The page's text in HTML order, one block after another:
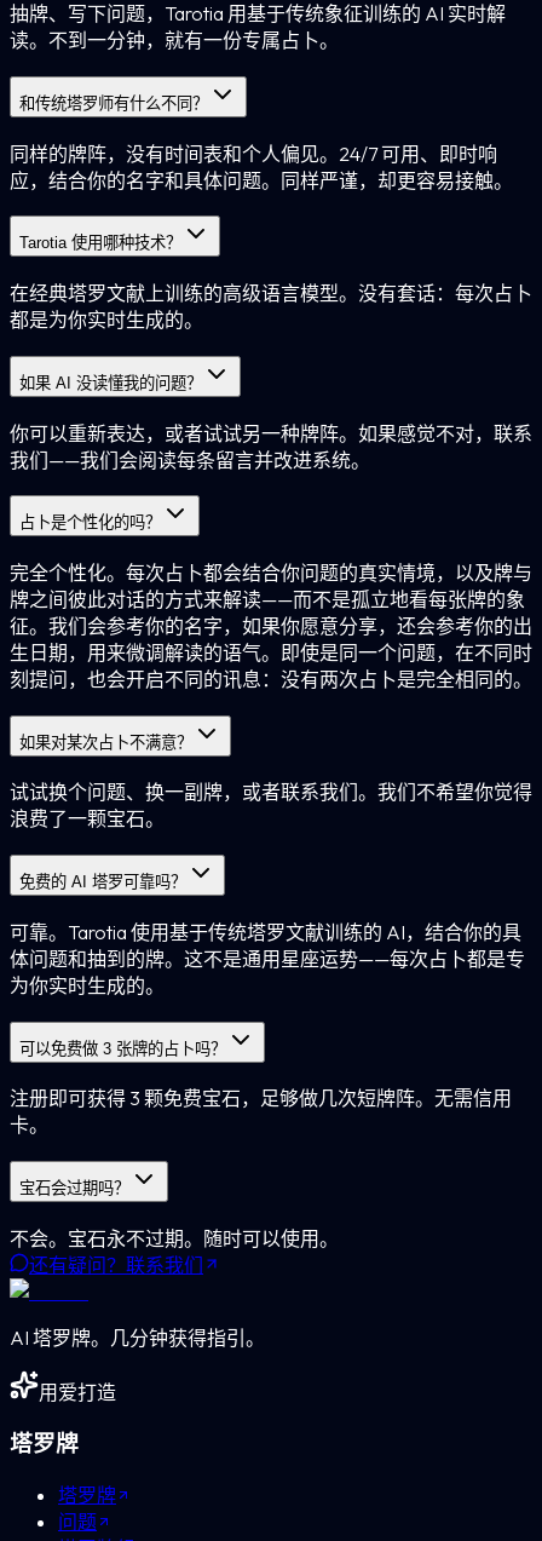
抽牌、写下问题，Tarotia 用基于传统象征训练的 AI 实时解
读。不到一分钟，就有一份专属占卜。
和传统塔罗师有什么不同？
同样的牌阵，没有时间表和个人偏见。24/7 可用、即时响
应，结合你的名字和具体问题。同样严谨，却更容易接触。
Tarotia 使用哪种技术？
在经典塔罗文献上训练的高级语言模型。没有套话：每次占卜
都是为你实时生成的。
如果 AI 没读懂我的问题？
你可以重新表达，或者试试另一种牌阵。如果感觉不对，联系
我们——我们会阅读每条留言并改进系统。
占卜是个性化的吗？
完全个性化。每次占卜都会结合你问题的真实情境，以及牌与
牌之间彼此对话的方式来解读——而不是孤立地看每张牌的象
征。我们会参考你的名字，如果你愿意分享，还会参考你的出
生日期，用来微调解读的语气。即使是同一个问题，在不同时
刻提问，也会开启不同的讯息：没有两次占卜是完全相同的。
如果对某次占卜不满意？
试试换个问题、换一副牌，或者联系我们。我们不希望你觉得
浪费了一颗宝石。
免费的 AI 塔罗可靠吗？
可靠。Tarotia 使用基于传统塔罗文献训练的 AI，结合你的具
体问题和抽到的牌。这不是通用星座运势——每次占卜都是专
为你实时生成的。
可以免费做 3 张牌的占卜吗？
注册即可获得 3 颗免费宝石，足够做几次短牌阵。无需信用
卡。
宝石会过期吗？
不会。宝石永不过期。随时可以使用。
还有疑问？联系我们
AI 塔罗牌。几分钟获得指引。
用爱打造
塔罗牌
塔罗牌
问题